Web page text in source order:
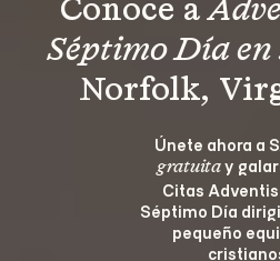
Conoce a
Séptimo Día
Norfolk,
Únete ahora a
gratuita y
Citas
Séptimo Día
pequeño